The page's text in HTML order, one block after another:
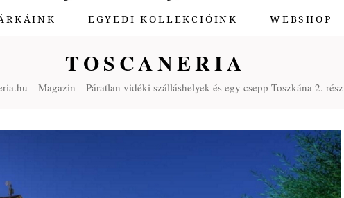
di Bolgheri
Pienza
Toscana
EGYEDI KOLLEKCIÓINK WEBSHOP
TOSCANERIA
Magazin Páratlan vidéki szálláshelyek és egy csepp Toszkána 2. rész